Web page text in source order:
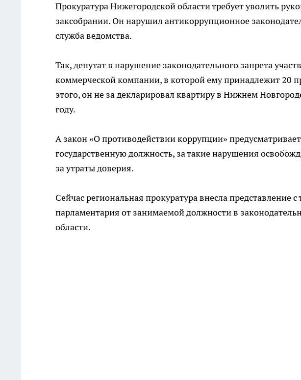
Прокуратура Нижегородской области требует уволить
заксобрании. Он нарушил антикоррупционное
служба ведомства.
Так, депутат в нарушение законодательного запрета
коммерческой компании, в которой ему принадлежит 20
этого, он не за декларировал квартиру в Нижнем
году.
А закон «О противодействии коррупции»
государственную должность, за такие нарушения
за утраты доверия.
Сейчас региональная прокуратура внесла представление
парламентария от занимаемой должности в
области.